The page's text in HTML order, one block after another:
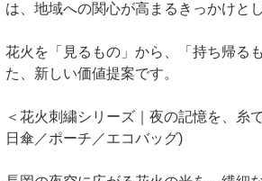
は、地域への関心が高まるきっかけと
花火を「見るもの」から、「持ち帰る
た、新しい価値提案です。
＜花火刺繍シリーズ｜夜の記憶を、糸
日傘／ポーチ／エコバッグ)